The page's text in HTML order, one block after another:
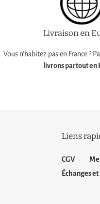
Livraison en
Vous n'habitez pas en France ?
livrons partout en
Liens
CGV
Échanges